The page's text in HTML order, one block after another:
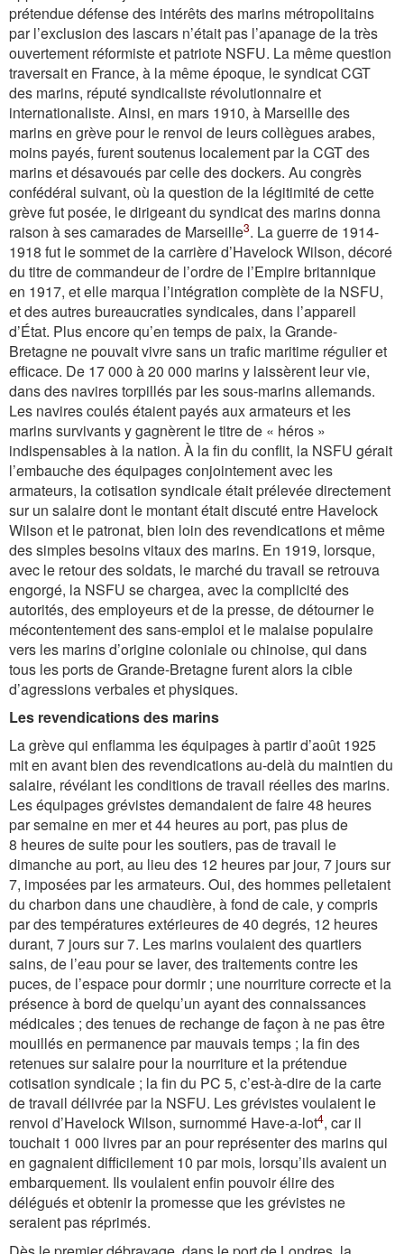
prétendue défense des intérêts des marins métropolitains
par l’exclusion des lascars n’était pas l’apanage de la très
ouvertement réformiste et patriote NSFU. La même question
traversait en France, à la même époque, le syndicat CGT
des marins, réputé syndicaliste révolutionnaire et
internationaliste. Ainsi, en mars 1910, à Marseille des
marins en grève pour le renvoi de leurs collègues arabes,
moins payés, furent soutenus localement par la CGT des
marins et désavoués par celle des dockers. Au congrès
confédéral suivant, où la question de la légitimité de cette
grève fut posée, le dirigeant du syndicat des marins donna
raison à ses camarades de Marseille3. La guerre de 1914-
1918 fut le sommet de la carrière d’Havelock Wilson, décoré
du titre de commandeur de l’ordre de l’Empire britannique
en 1917, et elle marqua l’intégration complète de la NSFU,
et des autres bureaucraties syndicales, dans l’appareil
d’État. Plus encore qu’en temps de paix, la Grande-
Bretagne ne pouvait vivre sans un trafic maritime régulier et
efficace. De 17 000 à 20 000 marins y laissèrent leur vie,
dans des navires torpillés par les sous-marins allemands.
Les navires coulés étaient payés aux armateurs et les
marins survivants y gagnèrent le titre de « héros »
indispensables à la nation. À la fin du conflit, la NSFU gérait
l’embauche des équipages conjointement avec les
armateurs, la cotisation syndicale était prélevée directement
sur un salaire dont le montant était discuté entre Havelock
Wilson et le patronat, bien loin des revendications et même
des simples besoins vitaux des marins. En 1919, lorsque,
avec le retour des soldats, le marché du travail se retrouva
engorgé, la NSFU se chargea, avec la complicité des
autorités, des employeurs et de la presse, de détourner le
mécontentement des sans-emploi et le malaise populaire
vers les marins d’origine coloniale ou chinoise, qui dans
tous les ports de Grande-Bretagne furent alors la cible
d’agressions verbales et physiques.
Les revendications des marins
La grève qui enflamma les équipages à partir d’août 1925
mit en avant bien des revendications au-delà du maintien du
salaire, révélant les conditions de travail réelles des marins.
Les équipages grévistes demandaient de faire 48 heures
par semaine en mer et 44 heures au port, pas plus de
8 heures de suite pour les soutiers, pas de travail le
dimanche au port, au lieu des 12 heures par jour, 7 jours sur
7, imposées par les armateurs. Oui, des hommes pelletaient
du charbon dans une chaudière, à fond de cale, y compris
par des températures extérieures de 40 degrés, 12 heures
durant, 7 jours sur 7. Les marins voulaient des quartiers
sains, de l’eau pour se laver, des traitements contre les
puces, de l’espace pour dormir ; une nourriture correcte et la
présence à bord de quelqu’un ayant des connaissances
médicales ; des tenues de rechange de façon à ne pas être
mouillés en permanence par mauvais temps ; la fin des
retenues sur salaire pour la nourriture et la prétendue
cotisation syndicale ; la fin du PC 5, c’est-à-dire de la carte
de travail délivrée par la NSFU. Les grévistes voulaient le
renvoi d’Havelock Wilson, surnommé Have-a-lot4, car il
touchait 1 000 livres par an pour représenter des marins qui
en gagnaient difficilement 10 par mois, lorsqu’ils avaient un
embarquement. Ils voulaient enfin pouvoir élire des
délégués et obtenir la promesse que les grévistes ne
seraient pas réprimés.